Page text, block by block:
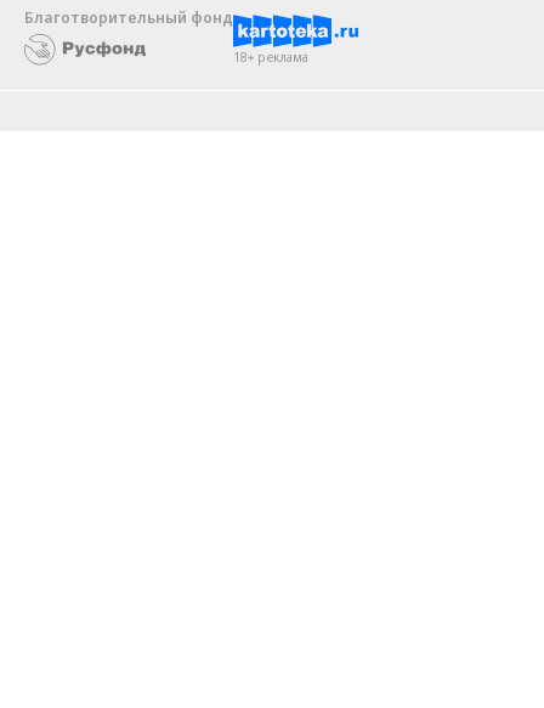
Благотворительный фонд
18+ реклама